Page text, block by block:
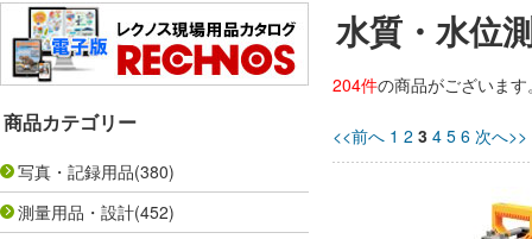
商品カテゴリー
写真・記録用品(380)
測量用品・設計(452)
水質・水位
204件の商品がございます
<<前へ 1 2 3 4 5 6 次へ>>